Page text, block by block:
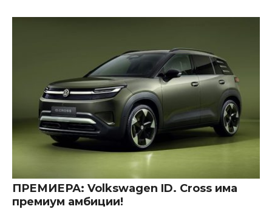
ПРЕМИЕРА: Volkswagen ID. Cross има
премиум амбиции!